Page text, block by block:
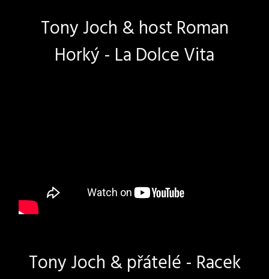
Tony Joch & host Roman
Horký - La Dolce Vita
Tony Joch & přátelé - Racek